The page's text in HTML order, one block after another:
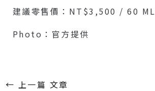
建議零售價：NT$3,500 / 60 ML
Photo：官方提供
← 上一篇 文章